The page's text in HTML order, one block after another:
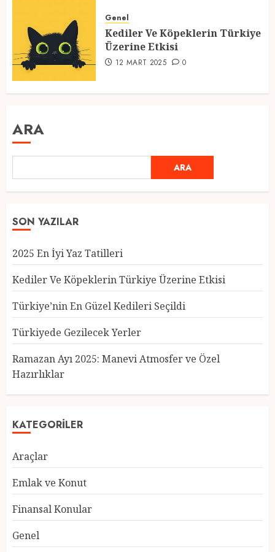
Genel
Kediler Ve Köpeklerin Türkiye
Üzerine Etkisi
12 MART 2025 0
ARA
ARA
SON YAZILAR
2025 En İyi Yaz Tatilleri
Kediler Ve Köpeklerin Türkiye Üzerine Etkisi
Türkiye’nin En Güzel Kedileri Seçildi
Türkiyede Gezilecek Yerler
Ramazan Ayı 2025: Manevi Atmosfer ve Özel
Hazırlıklar
KATEGORILER
Araçlar
Emlak ve Konut
Finansal Konular
Genel
Türkiye’nin En Güzel Kedileri
Seçildi
4
Atmosfer ve Özel Hazırlıklar